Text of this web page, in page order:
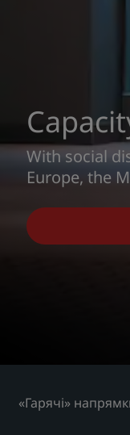
With social
Europe, the
«Гарячі»